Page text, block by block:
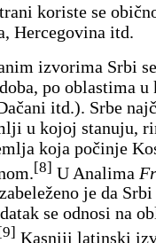
koriste se
Hercegovina itd.
izvorima Srbi
po oblastima
itd.). Srbe
u kojoj stanuju,
koja počinje
[8] U Analima
je da
se odnosi na
[9] Kasniji latinski